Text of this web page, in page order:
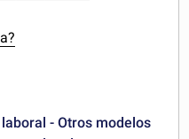
- Otros modelos